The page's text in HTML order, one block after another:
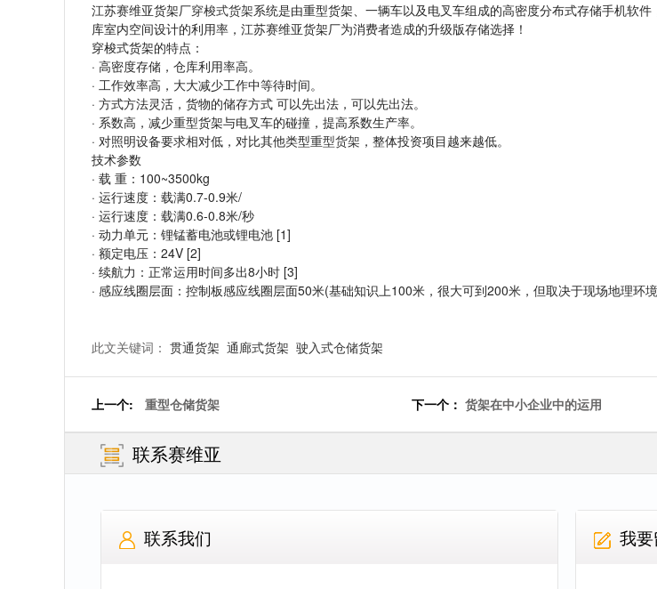
江苏赛维亚货架厂穿梭式货架系统是由重型货架、一辆车以及电叉车组成的高密度分布式存储手机软
库室内空间设计的利用率，江苏赛维亚货架厂为消费者造成的升级版存储选择！
穿梭式货架的特点：
· 高密度存储，仓库利用率高。
· 工作效率高，大大减少工作中等待时间。
· 方式方法灵活，货物的储存方式 可以先出法，可以先出法。
· 系数高，减少重型货架与电叉车的碰撞，提高系数生产率。
· 对照明设备要求相对低，对比其他类型重型货架 ，整体投资项目越来越低。
技术参数
· 载 重：100~3500kg
· 运行速度：载满0.7-0.9米/
· 运行速度：载满0.6-0.8米/秒
· 动力单元：锂锰蓄电池或锂电池 [1]
· 额定电压：24V [2]
· 续航力：正常运用时间多出8小时 [3]
· 感应线圈层面：控制板感应线圈层面50米(基础知识上100米，很大可到200米，但取决于现场地理环
此文关键词： 贯通货架 通廊式货架 驶入式仓储货架
上一个: 重型仓储货架 下一个： 货架在中小企业中的运用
联系赛维亚
联系我们 我